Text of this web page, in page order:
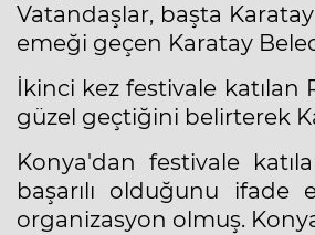
Vatandaşlar, başta
emeği geçen Karatay
İkinci kez festivale
güzel geçtiğini belirterek
Konya'dan festivale
başarılı olduğunu
organizasyon olmuş.